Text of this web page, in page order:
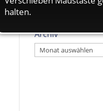
Archiv
Archiv